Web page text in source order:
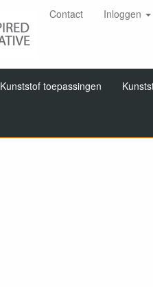
Contact Inloggen
Kunststof toepassingen